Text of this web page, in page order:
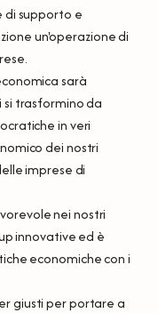
di supporto e
un'operazione di
sarà
si trasformino da
in veri
dei nostri
imprese di
nei nostri
innovative ed è
economiche con i
giusti per portare a